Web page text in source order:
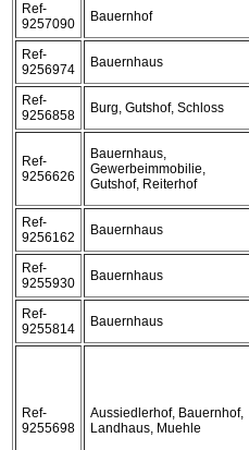
Ref-
9257090
Bauernhof
Ref-
9256974
Bauernhaus
Ref-
9256858
Burg, Gutshof, Schloss
Ref-
9256626
Bauernhaus,
Gewerbeimmobilie,
Gutshof, Reiterhof
Ref-
9256162
Bauernhaus
Ref-
9255930
Bauernhaus
Ref-
9255814
Bauernhaus
Ref-
9255698
Aussiedlerhof, Bauernhof,
Landhaus, Muehle